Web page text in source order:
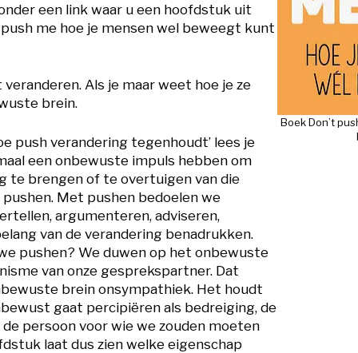
een link waar u een hoofdstuk uit
me hoe je mensen wel beweegt kunt
Als je maar weet hoe je ze
brein.
push verandering tegenhoudt’ lees je
een onbewuste impuls hebben om
te brengen of te overtuigen van die
Met pushen bedoelen we
argumenteren, adviseren,
van de verandering benadrukken.
pushen? We duwen op het onbewuste
van onze gesprekspartner. Dat
brein onsympathiek. Het houdt
gaat percipiëren als bedreiging, de
persoon voor wie we zouden moeten
laat dus zien welke eigenschap
Boek Don’t